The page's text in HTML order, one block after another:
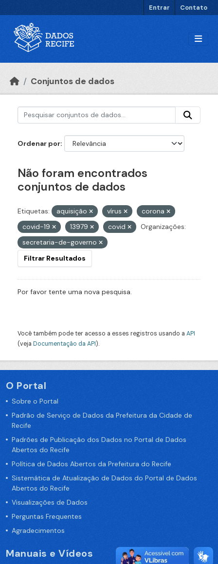
Entrar Contato
Conjuntos de dados
Ordenar por
Não foram encontrados
conjuntos de dados
Etiquetas: aquisição vírus
corona
covid-19
13979 covid
Organizações:
secretaria-de-governo
Filtrar Resultados
Por favor tente uma nova pesquisa.
Você também pode ter acesso a esses registros usando a API
(veja Documentação da API).
O Portal
Sobre o Portal
Padrão de Serviço de Dados da Prefeitura da Cidade de
Recife
Padrões de Publicação dos Dados no Portal de Dados
Abertos do Recife
Política de Dados Abertos da Prefeitura do Recife
Sistemática de Atualização de Dados do Portal de Dados
Abertos do Recife
Visualizações de Dados
Perguntas Frequentes
Agradecimentos
Manuais e Vídeos